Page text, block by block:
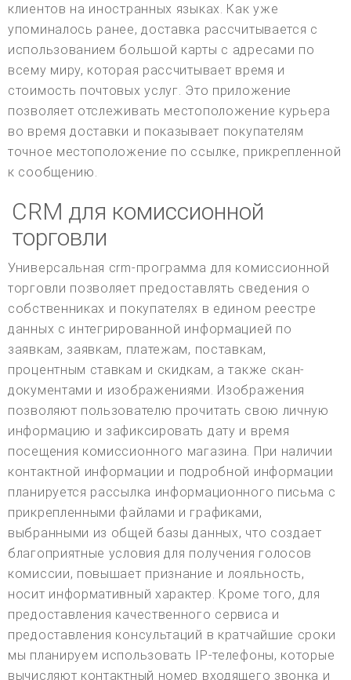
клиентов на иностранных языках. Как уже
упоминалось ранее, доставка рассчитывается с
использованием большой карты с адресами по
всему миру, которая рассчитывает время и
стоимость почтовых услуг. Это приложение
позволяет отслеживать местоположение курьера
во время доставки и показывает покупателям
точное местоположение по ссылке, прикрепленной
к сообщению.
CRM для комиссионной
торговли
Универсальная crm-программа для комиссионной
торговли позволяет предоставлять сведения о
собственниках и покупателях в едином реестре
данных с интегрированной информацией по
заявкам, заявкам, платежам, поставкам,
процентным ставкам и скидкам, а также скан-
документами и изображениями. Изображения
позволяют пользователю прочитать свою личную
информацию и зафиксировать дату и время
посещения комиссионного магазина. При наличии
контактной информации и подробной информации
планируется рассылка информационного письма с
прикрепленными файлами и графиками,
выбранными из общей базы данных, что создает
благоприятные условия для получения голосов
комиссии, повышает признание и лояльность,
носит информативный характер. Кроме того, для
предоставления качественного сервиса и
предоставления консультаций в кратчайшие сроки
мы планируем использовать IP-телефоны, которые
вычисляют контактный номер входящего звонка и